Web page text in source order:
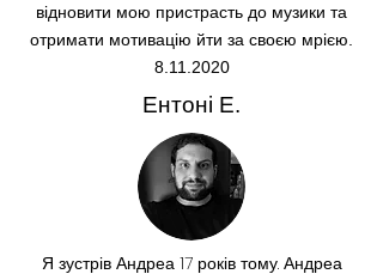
відновити мою пристрасть до музики та
отримати мотивацію йти за своєю мрією.
8.11.2020
Ентоні Е.
Я зустрів Андреа 17 років тому. Андреа